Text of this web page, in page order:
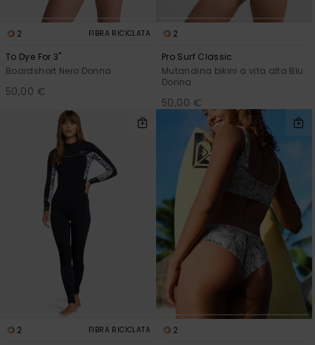
2 FIBRA RICICLATA
To Dye For 3"
Boardshort Nero Donna
50,00 €
2
Pro Surf Classic
Mutandina bikini a vita alta Blu
Donna
50,00 €
2 FIBRA RICICLATA
2